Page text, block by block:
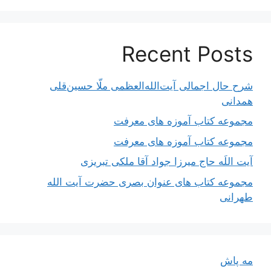
Recent Posts
شرح حال اجمالی آیت‌الله‌العظمی ملّا حسین‌قلی
همدانی
مجموعه کتاب آموزه های معرفت
مجموعه کتاب آموزه های معرفت
آیت اللَه حاج میرزا جواد آقا ملکی تبریزی
مجموعه کتاب های عنوان بصری حضرت آیت الله
طهرانی
مه پاش